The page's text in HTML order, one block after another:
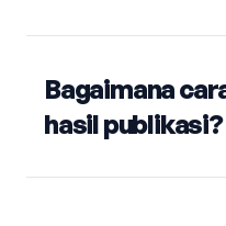
Bagaimana
hasil publikasi?